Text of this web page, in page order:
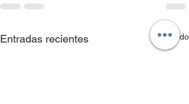
Entradas recientes Ver todo